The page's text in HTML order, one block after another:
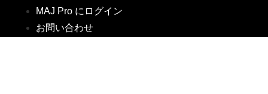
MAJ Pro にログイン
お問い合わせ